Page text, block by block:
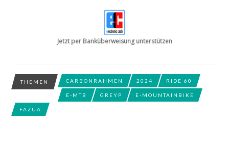
Jetzt per Banküberweisung unterstützen
THEMEN CARBONRAHMEN 2024 RIDE 60
E-MTB GREYP E-MOUNTAINBIKE
FAZUA